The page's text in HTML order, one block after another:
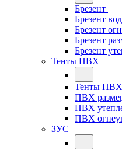
Брезент
Брезент
Брезент
Брезент
Брезент
Тенты ПВХ
Тенты ПВХ
ПВХ
ПВХ
ПВХ
ЗУС